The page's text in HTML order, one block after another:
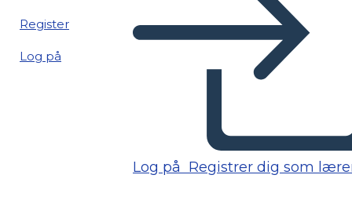
Register
Log på
Log på Registrer dig som